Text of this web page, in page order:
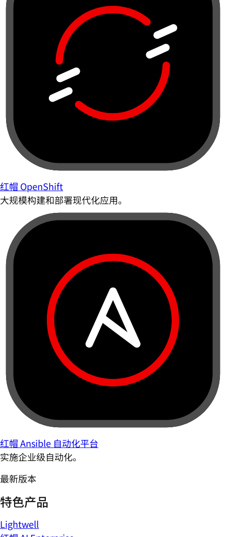
红帽 OpenShift
大规模构建和部署现代化应用。
红帽 Ansible 自动化平台
实施企业级自动化。
最新版本
特色产品
Lightwell